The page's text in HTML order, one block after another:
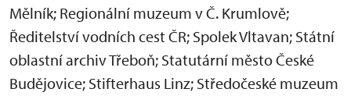
Mělník; Regionální muzeum v Č. Krumlově;
Ředitelství vodních cest ČR; Spolek Vltavan; Státní
oblastní archiv Třeboň; Statutární město České
Budějovice; Stifterhaus Linz; Středočeské muzeum